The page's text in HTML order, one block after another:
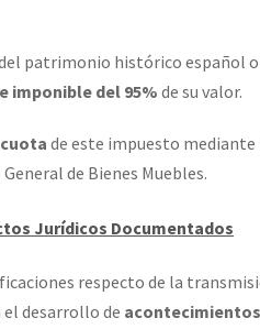
patrimonio histórico español
imponible del 95% de su valor.
de este impuesto
de Bienes Muebles.
Jurídicos Documentados
respecto de la
desarrollo de